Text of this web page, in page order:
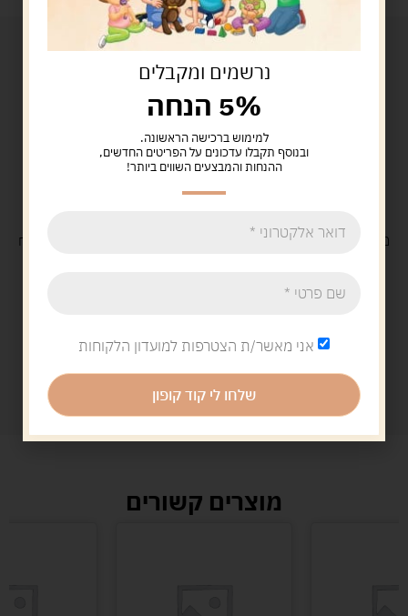
משלוח חינםבקנייה מעל 329 ש"ח
מוצרים קשורים
נרשמים ומקבלים
5% הנחה
למימוש ברכישה הראשונה.
ובנוסף תקבלו עדכונים על הפריטים החדשים,
ההנחות והמבצעים השווים ביותר!
אני מאשר/ת הצטרפות למועדון הלקוחות
שלחו לי קוד קופון